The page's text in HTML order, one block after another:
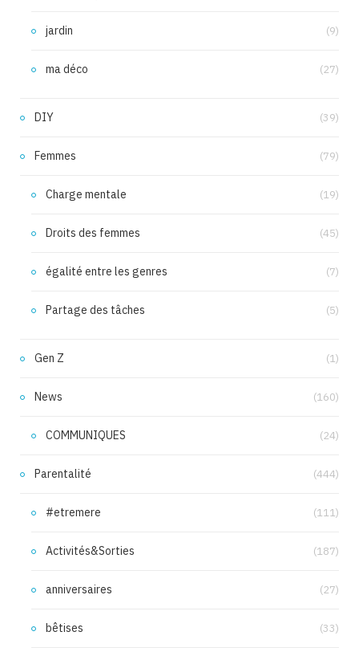
jardin (9)
ma déco (27)
DIY (39)
Femmes (79)
Charge mentale (19)
Droits des femmes (45)
égalité entre les genres (7)
Partage des tâches (5)
Gen Z (1)
News (160)
COMMUNIQUES (24)
Parentalité (444)
#etremere (111)
Activités&Sorties (187)
anniversaires (27)
bêtises (33)